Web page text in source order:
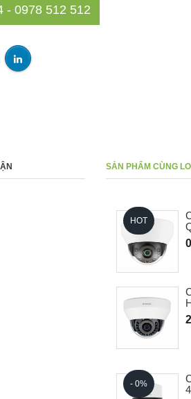
- 0978 512 512
SẢN PHẨM CÙNG
HOT
- 0%